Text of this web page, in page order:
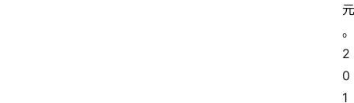
元
。
2
0
1